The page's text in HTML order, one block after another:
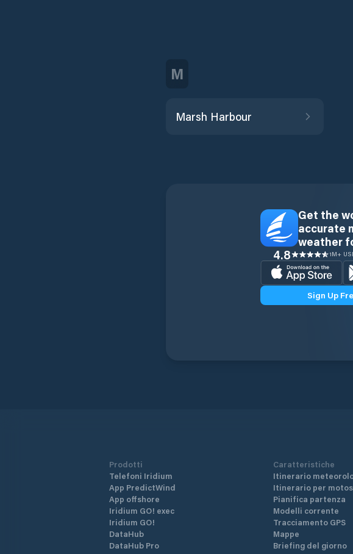
M
Marsh Harbour
Get the
accurate
weather
4.8 1M+
Sign Up
Prodotti
Telefoni Iridium
App PredictWind
App offshore
Iridium GO! exec
Iridium GO!
DataHub
DataHub Pro
Caratteristiche
Itinerario
Itinerario per
Pianifica partenza
Modelli corrente
Tracciamento GPS
Mappe
Briefing del giorno